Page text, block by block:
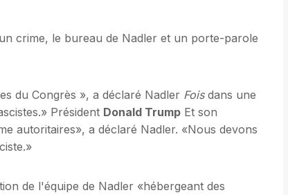
crime, le bureau de Nadler et un porte-parole
du Congrès », a déclaré Nadler Foisdans une
Président Donald Trump Et son
autoritaires», a déclaré Nadler. «Nous devons
de l'équipe de Nadler «hébergeant des